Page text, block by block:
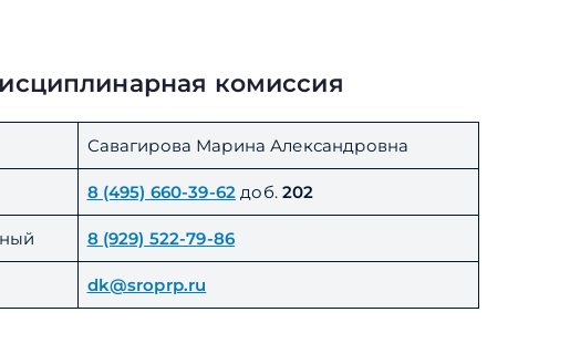
комиссия
Савагирова Марина Александровна
8 (495) 660-39-62 доб. 202
8 (929) 522-79-86
dk@sroprp.ru